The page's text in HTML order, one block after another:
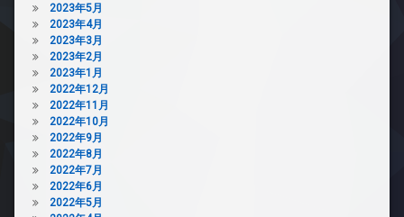
場
2023年5月
2023年4月
2023年3月
2023年2月
2023年1月
2022年12月
2022年11月
2022年10月
2022年9月
2022年8月
2022年7月
2022年6月
2022年5月